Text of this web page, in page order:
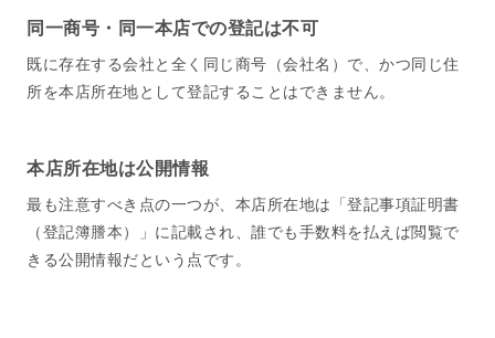
同一商号・同一本店での登記は不可
既に存在する会社と全く同じ商号（会社名）で、かつ同じ住
所を本店所在地として登記することはできません。
本店所在地は公開情報
最も注意すべき点の一つが、本店所在地は「登記事項証明書
（登記簿謄本）」に記載され、誰でも手数料を払えば閲覧で
きる公開情報だという点です。